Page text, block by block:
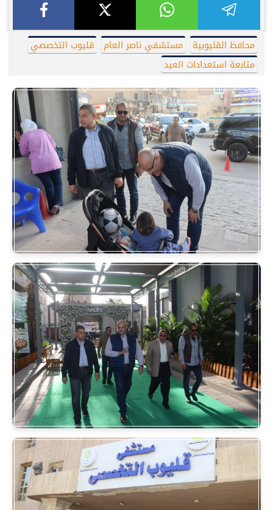
محافظ القليوبية مستشفي ناصر العام
قليوب التخصصي
متابعة استعدادات العيد